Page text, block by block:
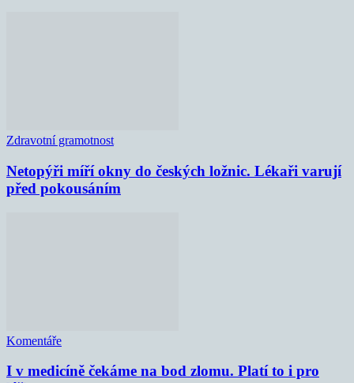
Zdravotní gramotnost
Netopýři míří okny do českých ložnic. Lékaři varují
před pokousáním
Komentáře
I v medicíně čekáme na bod zlomu. Platí to i pro